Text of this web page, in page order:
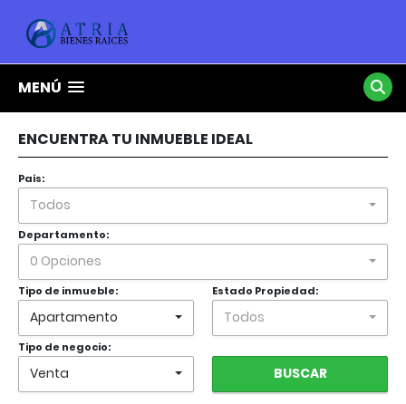
MENÚ
ENCUENTRA TU INMUEBLE IDEAL
País:
Todos
Departamento:
0 Opciones
Tipo de inmueble:
Apartamento
Estado Propiedad:
Todos
Tipo de negocio:
Venta BUSCAR